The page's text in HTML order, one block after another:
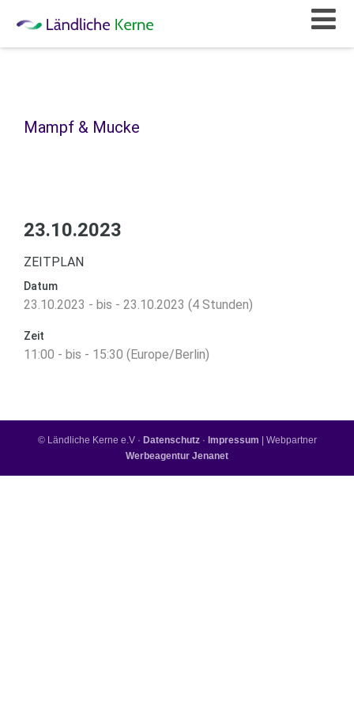
Mampf & Mucke
23.10.2023
ZEITPLAN
Datum
23.10.2023 - bis - 23.10.2023 (4 Stunden)
Zeit
11:00 - bis - 15:30 (Europe/Berlin)
© Ländliche Kerne e.V · Datenschutz· Impressum | Webpartner
Werbeagentur Jenanet